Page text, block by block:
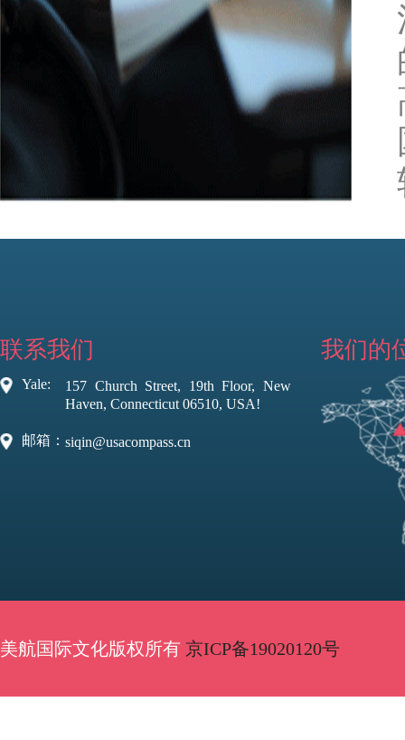
联系我们
Yale:
157 Church Street, 19th Floor, New
Haven, Connecticut 06510, USA!
邮箱： siqin@usacompass.cn
我们的
美航国际文化版权所有 京ICP备19020120号